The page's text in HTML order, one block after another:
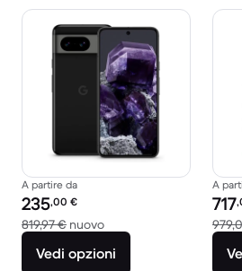
A partire da
Prezzo del ricondizionato:
235,00 €
819,97 € nuovoRispetto a 819,97 € del
Vedi opzioni
A
717